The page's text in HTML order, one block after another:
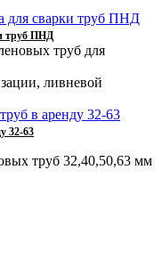
труб ПНД
труб для
ливневой
32-63
труб 32,40,50,63 мм